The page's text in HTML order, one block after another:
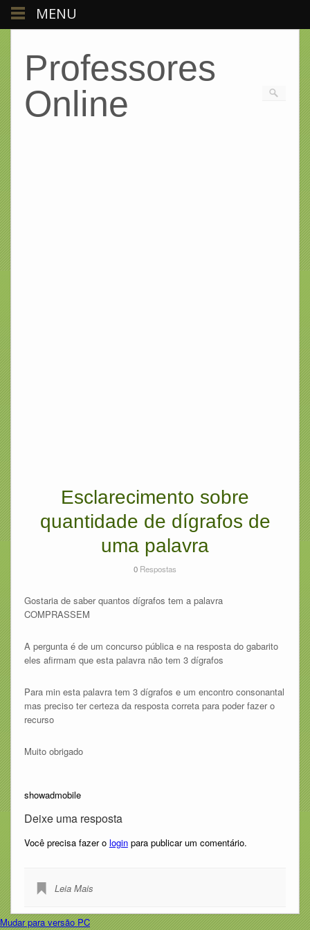
Professores
Online
Esclarecimento sobre
quantidade de dígrafos de
uma palavra
0 Respostas
Gostaria de saber quantos dígrafos tem a palavra
COMPRASSEM
A pergunta é de um concurso pública e na resposta do gabarito
eles afirmam que esta palavra não tem 3 dígrafos
Para min esta palavra tem 3 dígrafos e um encontro consonantal
mas preciso ter certeza da resposta correta para poder fazer o
recurso
Muito obrigado
showadmobile
Deixe uma resposta
Você precisa fazer o loginpara publicar um comentário.
Leia Mais
Mudar para versão PC
MENU